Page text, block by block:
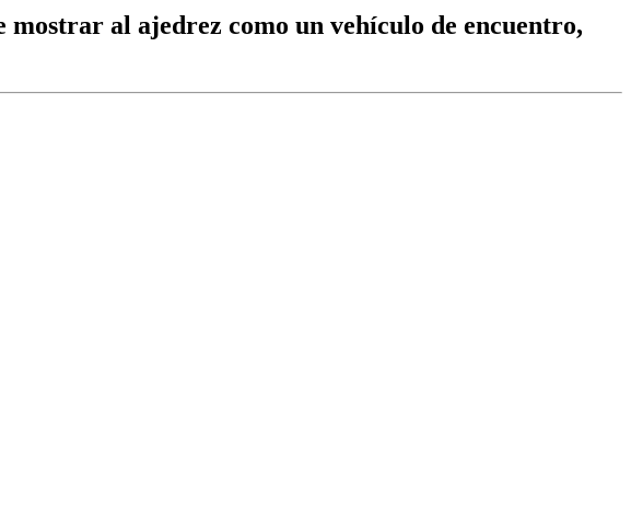
al ajedrez como un vehículo de encuentro,